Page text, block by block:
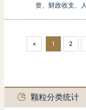
资、财政收支、
« 1 2
颗粒分类统计